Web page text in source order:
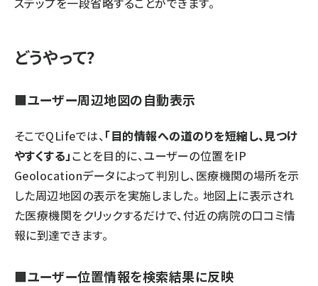
どうやって?
■ユーザー周辺地図の自動表示
そこでQLifeでは、「目的情報への道のりを短縮し、見つけ
やすくする」ことを目的に、ユーザーの位置をIP
Geolocationデータによって判別し、医療機関の場所を示
した周辺地図の表示を実施しました。 地図上に表示され
た医療機関をクリックするだけで、付近の病院の口コミ情
報に到達できます。
■ユーザー位置情報を検索結果に反映